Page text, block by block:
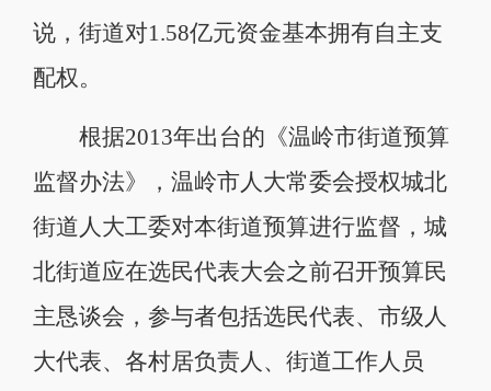
说，街道对1.58亿元资金基本拥有自主支
配权。
根据2013年出台的《温岭市街道预算
监督办法》，温岭市人大常委会授权城北
街道人大工委对本街道预算进行监督，城
北街道应在选民代表大会之前召开预算民
主恳谈会，参与者包括选民代表、市级人
大代表、各村居负责人、街道工作人员